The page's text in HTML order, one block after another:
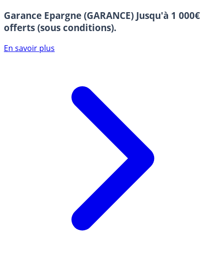
Garance Epargne (GARANCE) Jusqu'à 1 000€
offerts (sous conditions).
En savoir plus